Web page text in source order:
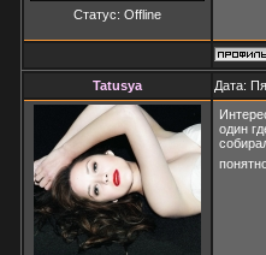
Статус: Offline
Tatusya Дата:
один